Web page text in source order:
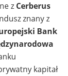
z Cerberus
znany z
Bank
kapitał